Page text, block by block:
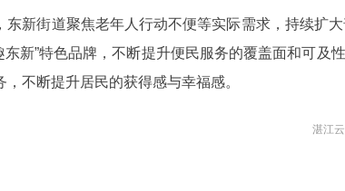
东新街道聚焦老年人行动不便等实际需求，持续扩
东新”特色品牌，不断提升便民服务的覆盖面和可
，不断提升居民的获得感与幸福感。
湛江